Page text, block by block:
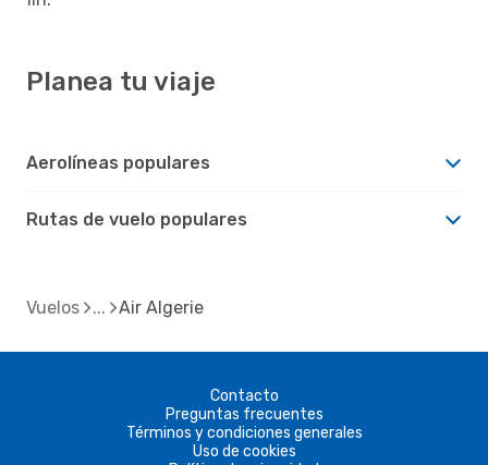
Planea tu viaje
Aerolíneas populares
Rutas de vuelo populares
Vuelos Air Algerie
Contacto
Preguntas frecuentes
Términos y condiciones generales
Uso de cookies